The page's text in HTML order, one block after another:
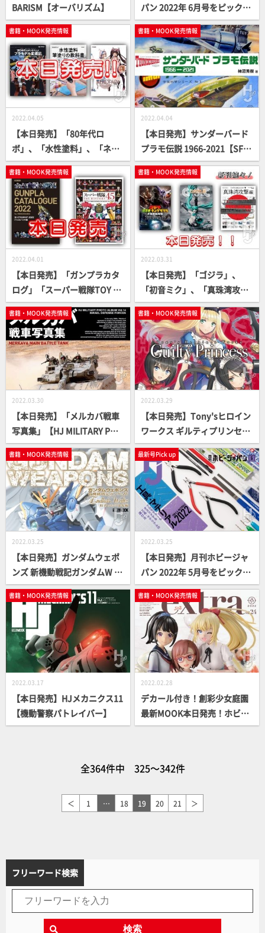
BARISM【オーバリズム】
パン 2022年 6月号をピックア
ップ！
書籍・MOOK発売情報
2022.04.05
【本日発売】「80年代ロ
ボ」、「水性塗料」、「ネコ
ぱら」書籍続々登場！【プラ
モからフィギュアまで】
書籍・MOOK発売情報
2022.04.04
【本日発売】サンダーバード
プラモ伝説 1966-2021【SF人
形劇の金字塔】
書籍・MOOK発売情報
2022.04.01
【本日発売】「ガンプラカタ
ログ」「スーパー戦隊TOY HI
STORY」【資料に最適！】
書籍・MOOK発売情報
2022.03.31
【本日発売】「ゴジラ」、
「初音ミク」、「真珠湾攻
撃」書籍続々登場！【フィギ
ュアからスケールまで】
書籍・MOOK発売情報
2022.03.30
【本日発売】「メルカバ戦車
写真集」【HJ MILITARY PHO
TO ALBUM】
書籍・MOOK発売情報
2022.03.29
【本日発売】Tony'sヒロイン
ワークス ギルティプリンセス
編 【プラパーツ＆デカール付
き】
書籍・MOOK発売情報
2022.03.25
【本日発売】ガンダムウェポ
ンズ 新機動戦記ガンダムW E
ndless Waltz 敗者たちの栄光
編【ガンダムMOOK】
最新号Pick up
2022.03.25
【本日発売】月刊ホビージャ
パン 2022年 5月号をピックア
ップ！
書籍・MOOK発売情報
2022.03.17
【本日発売】HJメカニクス11
【機動警察パトレイバー】
書籍・MOOK発売情報
2022.02.28
デカール付き！創彩少女庭園
最新MOOK本日発売！ホビー
ジャパンエクストラ Vol.24
全364件中 325～342件
＜ 1 … 18 19 20 21 ＞
フリーワード検索
検索